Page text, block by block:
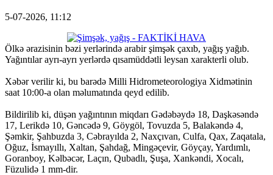
5-07-2026, 11:12
Ölkə ərazisinin bəzi yerlərində arabir şimşək çaxıb, yağış yağıb.
Yağıntılar ayrı-ayrı yerlərdə qısamüddətli leysan xarakterli olub.
Xəbər verilir ki, bu barədə Milli Hidrometeorologiya Xidmətinin
saat 10:00-a olan məlumatında qeyd edilib.
Bildirilib ki, düşən yağıntının miqdarı Gədəbəydə 18, Daşkəsəndə
17, Lerikdə 10, Gəncədə 9, Göygöl, Tovuzda 5, Balakəndə 4,
Şəmkir, Şahbuzda 3, Cəbrayılda 2, Naxçıvan, Culfa, Qax, Zaqatala,
Oğuz, İsmayıllı, Xaltan, Şahdağ, Mingəçevir, Göyçay, Yardımlı,
Goranboy, Kəlbəcər, Laçın, Qubadlı, Şuşa, Xankəndi, Xocalı,
Füzulidə 1 mm-dir.